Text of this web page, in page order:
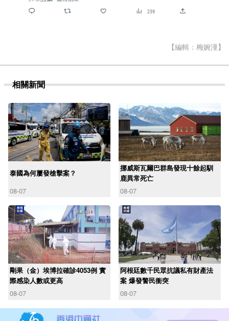
【編輯：梅婉潼】
相關新聞
泰國為何屢發槍擊案？
08-07
挪威斯瓦爾巴群島發現十餘起馴
鹿異常死亡
08-07
剛果（金）埃博拉確診4053例 實
際感染人數或更高
08-07
阿根廷數千民眾抗議私有財產法
案 爆發警民衝突
08-07